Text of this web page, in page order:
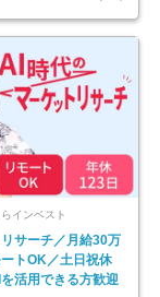
インベスト
サーチ／月給30万
トOK／土日祝休
活用できる方歓迎